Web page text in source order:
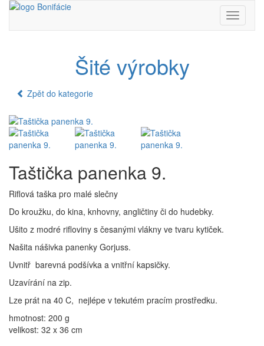
Toggle
Šité výrobky
Zpět do kategorie
Taštička panenka 9.
Riflová taška pro malé slečny
Do kroužku, do kina, knhovny, angličtiny či do hudebky.
Ušito z modré rifloviny s česanými vlákny ve tvaru kytiček.
Našita nášivka panenky Gorjuss.
Uvnitř barevná podšívka a vnitřní kapsičky.
Uzavírání na zip.
Lze prát na 40 C, nejlépe v tekutém pracím prostředku.
hmotnost: 200 g
velikost: 32 x 36 cm